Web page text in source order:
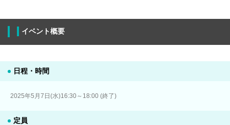
イベント概要
日程・時間
2025年5月7日(水)16:30～18:00 (終了)
定員